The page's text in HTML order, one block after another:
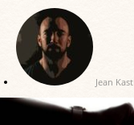
Jean Kast